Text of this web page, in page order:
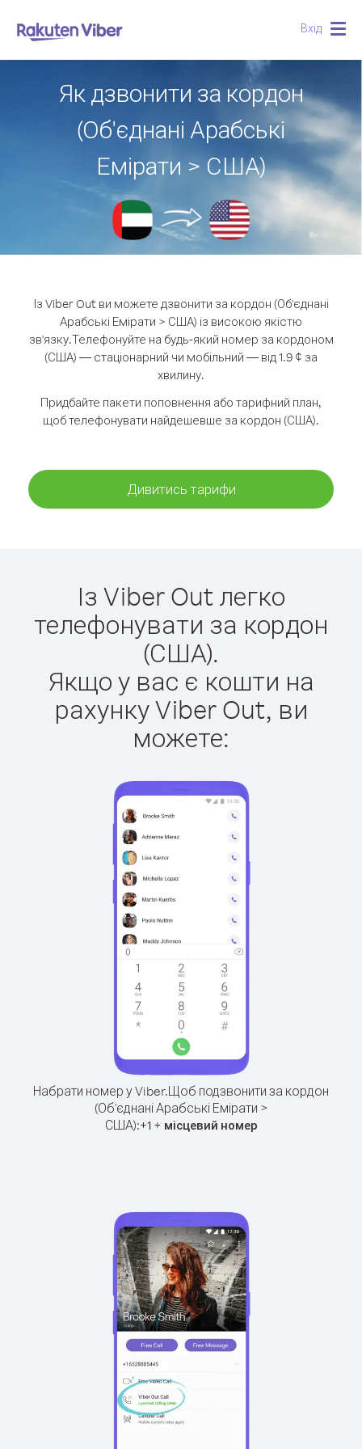
Вхід
Як дзвонити за кордон
(Об'єднані Арабські
Емірати > США)
Із Viber Out ви можете дзвонити за кордон (Об'єднані
Арабські Емірати > США) із високою якістю
зв'язку.Телефонуйте на будь-який номер за кордоном
(США) — стаціонарний чи мобільний — від 1.9 ¢ за
хвилину.
Придбайте пакети поповнення або тарифний план,
щоб телефонувати найдешевше за кордон (США).
Дивитись тарифи
Із Viber Out легко
телефонувати за кордон
(США).
Якщо у вас є кошти на
рахунку Viber Out, ви
можете:
Набрати номер у Viber.Щоб подзвонити за кордон
(Об'єднані Арабські Емірати >
США):+1+ місцевий номер